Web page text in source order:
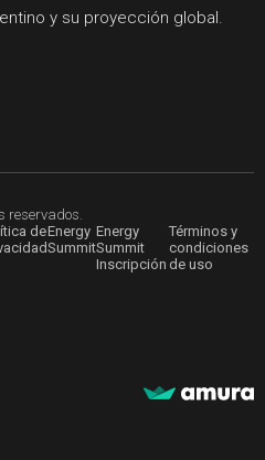
y su proyección global.
reservados.
deEnergy
Summit
Energy
Summit
Inscripción
Términos y
condiciones
de uso